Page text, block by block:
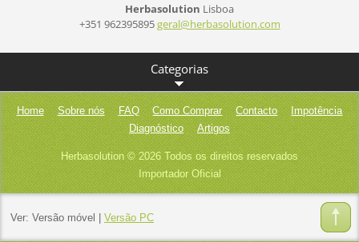
Herbasolution Lisboa
+351 962395895geral@herbasolution.com
Categorias
Home Sobre nós FAQ Como Comprar Contacto
Impotência
Diagnóstico
Artigos
Herbasolution © 2026 Todos os direitos reservados
Importador Oficial
Ver: Versão móvel Versão PC